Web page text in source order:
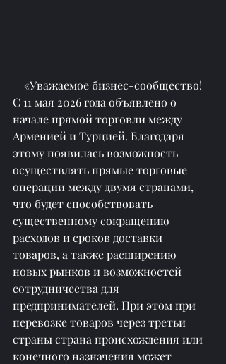
С 11 мая 2026 года объявлено о
начале прямой торговли между
Арменией и Турцией. Благодаря
этому появилась возможность
осуществлять прямые торговые
операции между двумя странами,
что будет способствовать
существенному сокращению
расходов и сроков доставки
товаров, а также расширению
новых рынков и возможностей
сотрудничества для
предпринимателей. При этом при
перевозке товаров через третьи
страны страна происхождения или
конечного назначения может